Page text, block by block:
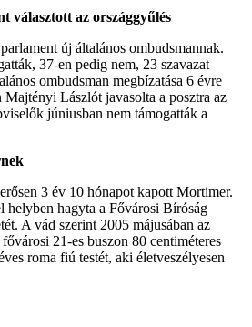
választott az országgyűlés
új általános ombudsmannak.
37-en pedig nem, 23 szavazat
ombudsman megbízatása 6 évre
Lászlót javasolta a posztra az
júniusban nem támogatták a
3 év 10 hónapot kapott Mortimer.
helyben hagyta a Fővárosi Bíróság
A vád szerint 2005 májusában az
21-es buszon 80 centiméteres
roma fiú testét, aki életveszélyesen